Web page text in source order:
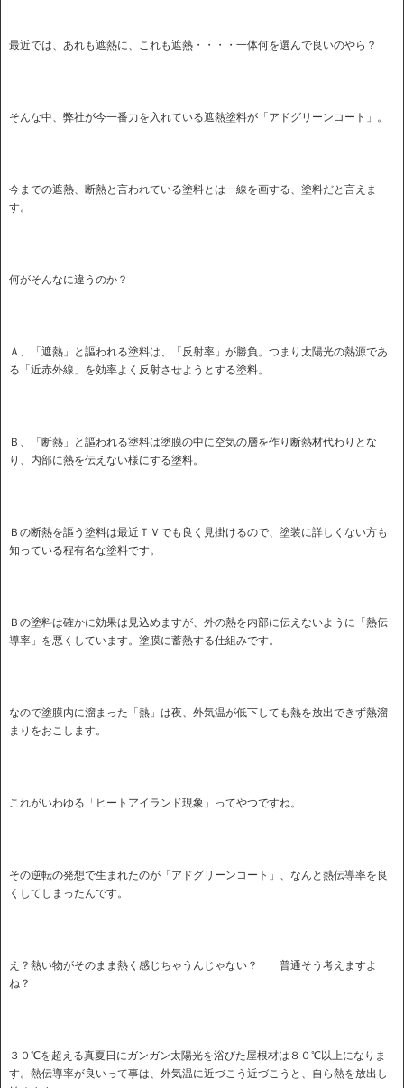
最近では、あれも遮熱に、これも遮熱・・・・一体何を選んで良いのやら？
そんな中、弊社が今一番力を入れている遮熱塗料が「アドグリーンコート」。
今までの遮熱、断熱と言われている塗料とは一線を画する、塗料だと言えま
す。
何がそんなに違うのか？
Ａ、「遮熱」と謳われる塗料は、「反射率」が勝負。つまり太陽光の熱源であ
る「近赤外線」を効率よく反射させようとする塗料。
Ｂ、「断熱」と謳われる塗料は塗膜の中に空気の層を作り断熱材代わりとな
り、内部に熱を伝えない様にする塗料。
Ｂの断熱を謳う塗料は最近ＴＶでも良く見掛けるので、塗装に詳しくない方も
知っている程有名な塗料です。
Ｂの塗料は確かに効果は見込めますが、外の熱を内部に伝えないように「熱伝
導率」を悪くしています。塗膜に蓄熱する仕組みです。
なので塗膜内に溜まった「熱」は夜、外気温が低下しても熱を放出できず熱溜
まりをおこします。
これがいわゆる「ヒートアイランド現象」ってやつですね。
その逆転の発想で生まれたのが「アドグリーンコート」、なんと熱伝導率を良
くしてしまったんです。
え？熱い物がそのまま熱く感じちゃうんじゃない？ 普通そう考えますよ
ね？
３０℃を超える真夏日にガンガン太陽光を浴びた屋根材は８０℃以上になりま
す。熱伝導率が良いって事は、外気温に近づこう近づこうと、自ら熱を放出し